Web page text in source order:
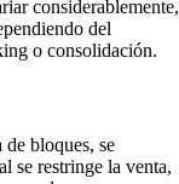
considerablemente,
del
o consolidación.
bloques, se
se restringe la venta,